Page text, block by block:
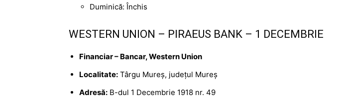
Duminică: Închis
WESTERN UNION – PIRAEUS BANK – 1 DECEMBRIE
Financiar – Bancar, Western Union
Localitate: Târgu Mureș, județul Mureș
Adresă: B-dul 1 Decembrie 1918 nr. 49